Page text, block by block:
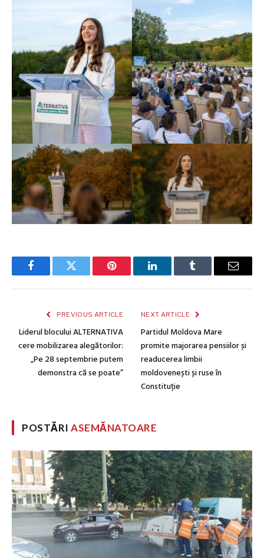
FacebookTwitter Pinterest LinkedInTumblr Email
PREVIOUS ARTICLE
Liderul blocului ALTERNATIVA
cere mobilizarea alegătorilor:
„Pe 28 septembrie putem
demonstra că se poate”
NEXT ARTICLE
Partidul Moldova Mare
promite majorarea pensiilor și
readucerea limbii
moldovenești și ruse în
Constituție
POSTĂRIASEMĂNATOARE